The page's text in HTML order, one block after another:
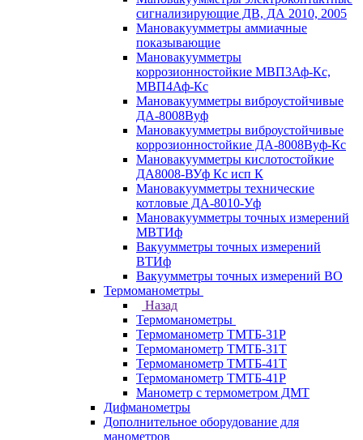
сигнализирующие ДВ, ДА 2010, 2005
Мановакуумметры аммиачные
показывающие
Мановакуумметры
коррозионностойкие МВП3Аф-Кс,
МВП4Аф-Кс
Мановакуумметры виброустойчивые
ДА-8008Вуф
Мановакуумметры виброустойчивые
коррозионностойкие ДА-8008Вуф-Кс
Мановакуумметры кислотостойкие
ДА8008-ВУф Кс исп К
Мановакуумметры технические
котловые ДА-8010-Уф
Мановакуумметры точных измерений
МВТИф
Вакуумметры точных измерений
ВТИф
Вакуумметры точных измерений ВО
Термоманометры
Назад
Термоманометры
Термоманометр ТМТБ-31Р
Термоманометр ТМТБ-31Т
Термоманометр ТМТБ-41Т
Термоманометр ТМТБ-41Р
Манометр с термометром ДМТ
Дифманометры
Дополнительное оборудование для
манометров